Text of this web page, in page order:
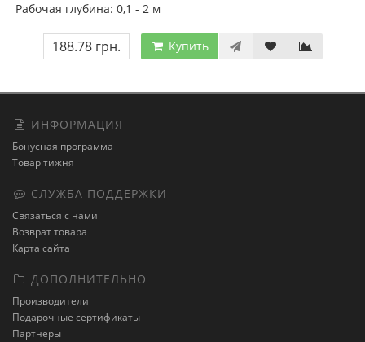
Рабочая глубина: 0,1 - 2 м
188.78 грн. Купить
ИНФОРМАЦИЯ
Бонусная программа
Товар тижня
СЛУЖБА ПОДДЕРЖКИ
Связаться с нами
Возврат товара
Карта сайта
ДОПОЛНИТЕЛЬНО
Производители
Подарочные сертификаты
Партнёры